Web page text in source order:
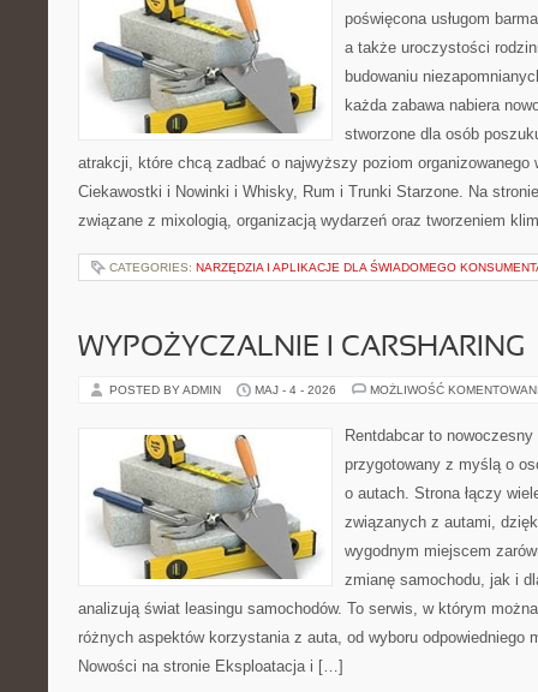
poświęcona usługom
a także uroczystości
budowaniu
każda zabawa nabiera
stworzone dla osób
atrakcji, które chcą zadbać o najwyższy poziom organizowanego
Ciekawostki i Nowinki i Whisky, Rum i Trunki Starzone. Na
związane z mixologią, organizacją wydarzeń oraz tworzeniem
CATEGORIES: NARZĘDZIA I APLIKACJE DLA ŚWIADOMEGO
WYPOŻYCZALNIE I CARSHARING
POSTED BY ADMIN MAJ - 4 - 2026 MOŻLIWOŚĆ
Rentdabcar to
przygotowany z myślą o
o autach. Strona łączy
związanych z autami,
wygodnym miejscem
zmianę samochodu, jak i
analizują świat leasingu samochodów. To serwis, w którym
różnych aspektów korzystania z auta, od wyboru odpowiedniego
Nowości na stronie Eksploatacja i […]